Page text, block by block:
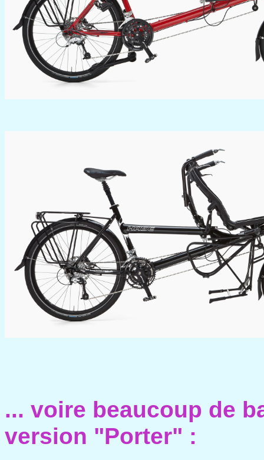
... voire beaucoup de
version "Porter" :